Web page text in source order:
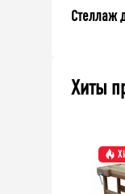
Стеллаж
Хиты